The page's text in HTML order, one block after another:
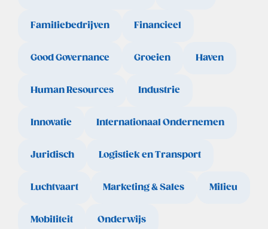
Familiebedrijven Financieel
Good Governance Groeien Haven
Human Resources Industrie
Innovatie Internationaal Ondernemen
Juridisch Logistiek en Transport
Luchtvaart Marketing & Sales Milieu
Mobiliteit Onderwijs